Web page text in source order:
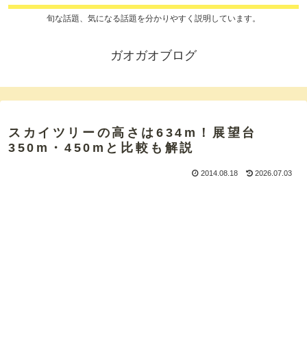
旬な話題、気になる話題を分かりやすく説明しています。
ガオガオブログ
スカイツリーの高さは634m！展望台
350m・450mと比較も解説
2014.08.18 2026.07.03